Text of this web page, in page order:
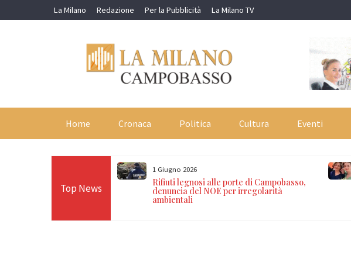
to
La Milano Redazione Per la Pubblicità La Milano TV
Home Cronaca Politica Cultura Eventi
Top News
contro il
dell’immigrazione
1 Giugno 2026
Rifiuti legnosi alle porte di Campobasso,
denuncia del NOE per irregolarità
ambientali